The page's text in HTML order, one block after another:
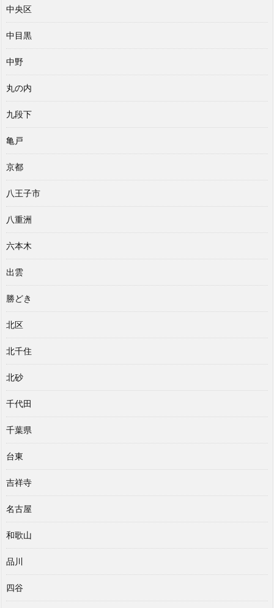
中央区
中目黒
中野
丸の内
九段下
亀戸
京都
八王子市
八重洲
六本木
出雲
勝どき
北区
北千住
北砂
千代田
千葉県
台東
吉祥寺
名古屋
和歌山
品川
四谷